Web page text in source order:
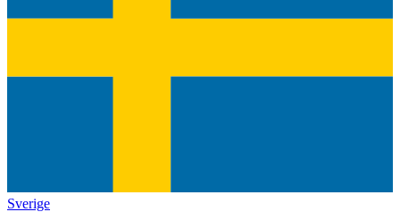
Sverige